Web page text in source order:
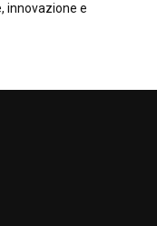
innovazione e